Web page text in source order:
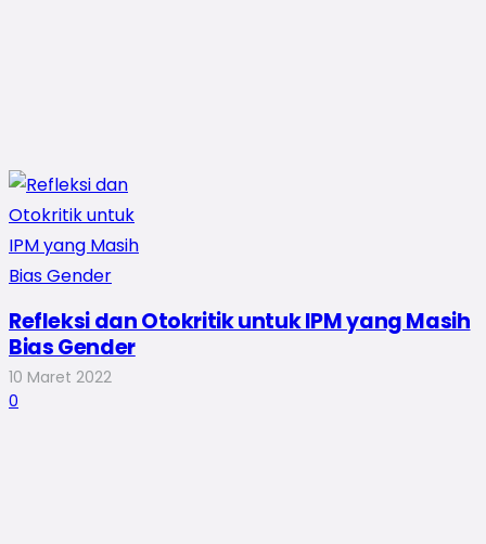
Refleksi dan Otokritik untuk IPM yang Masih
Bias Gender
10 Maret 2022
0